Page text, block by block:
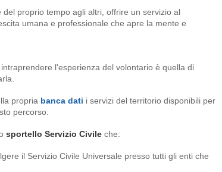
proprio tempo agli altri, offrire un servizio al
umana e professionale che apre la mente e
l'esperienza del volontario è quella di
propria banca dati i servizi del territorio disponibili per
percorso.
sportello Servizio Civile che:
il Servizio Civile Universale presso tutti gli enti che